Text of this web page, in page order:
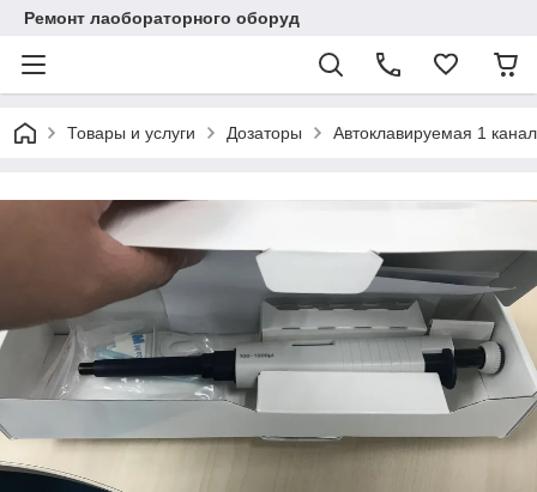
Ремонт лаобораторного оборуд
Товары и услуги Дозаторы Автоклавируемая 1